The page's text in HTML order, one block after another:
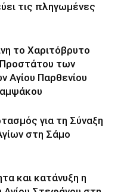
τις πληγωμένες
το Χαριτόβρυτο
των
Αγίου Παρθενίου
για τη Σύναξη
στη Σάμο
και κατάνυξη η